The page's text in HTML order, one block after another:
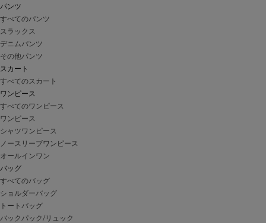
パンツ
すべてのパンツ
スラックス
デニムパンツ
その他パンツ
スカート
すべてのスカート
ワンピース
すべてのワンピース
ワンピース
シャツワンピース
ノースリーブワンピース
オールインワン
バッグ
すべてのバッグ
ショルダーバッグ
トートバッグ
バックパック/リュック